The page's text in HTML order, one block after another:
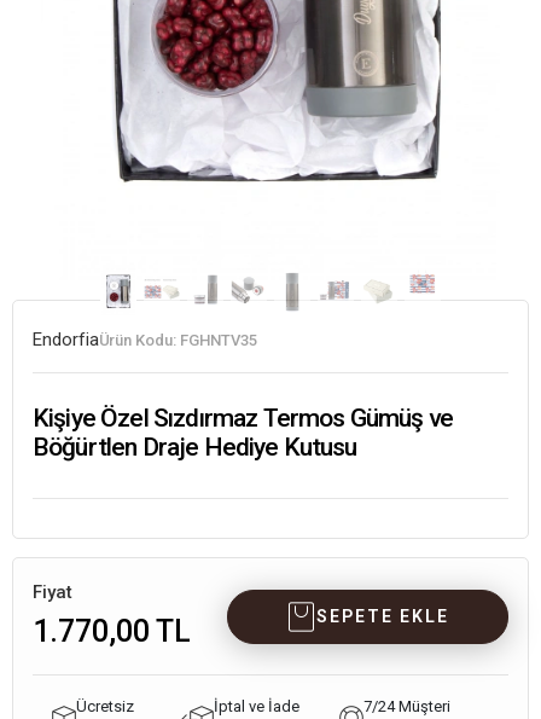
EndorfiaÜrün Kodu: FGHNTV35
Kişiye Özel Sızdırmaz Termos Gümüş ve
Böğürtlen Draje Hediye Kutusu
Fiyat
1.770,00 TL SEPETE EKLE
Ücretsiz
İptal ve İade
7/24 Müşteri